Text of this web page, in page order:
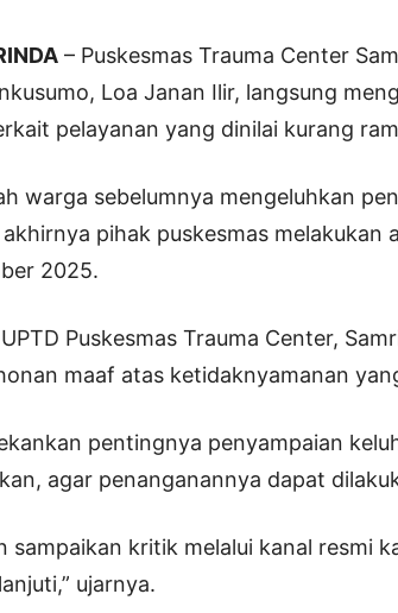
– Puskesmas Trauma Center
Loa Janan Ilir, langsung
pelayanan yang dinilai kurang
warga sebelumnya mengeluhkan
pihak puskesmas melakukan
2025.
Puskesmas Trauma Center,
maaf atas ketidaknyamanan
pentingnya penyampaian
agar penanganannya dapat
sampaikan kritik melalui kanal resmi
ujarnya.